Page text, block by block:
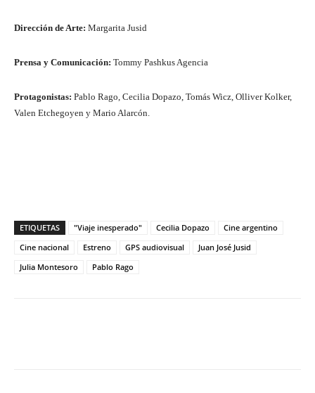
Dirección de Arte: Margarita Jusid
Prensa y Comunicación: Tommy Pashkus Agencia
Protagonistas: Pablo Rago, Cecilia Dopazo, Tomás Wicz, Olliver Kolker,
Valen Etchegoyen y Mario Alarcón.
ETIQUETAS "Viaje inesperado" Cecilia Dopazo
Cine argentino
Cine nacional
Estreno GPS audiovisual
Juan José Jusid
Julia Montesoro
Pablo Rago